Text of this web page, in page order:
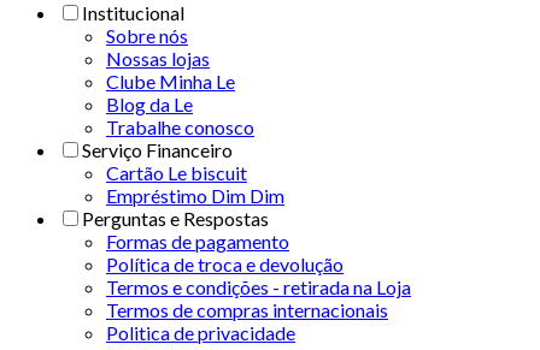
Institucional
Sobre nós
Nossas lojas
Clube Minha Le
Blog da Le
Trabalhe conosco
Serviço Financeiro
Cartão Le biscuit
Empréstimo Dim Dim
Perguntas e Respostas
Formas de pagamento
Política de troca e devolução
Termos e condições - retirada na Loja
Termos de compras internacionais
Politica de privacidade